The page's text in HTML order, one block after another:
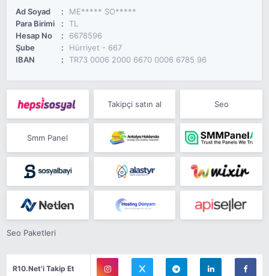
Ad Soyad
ME***** SO*****
Para Birimi
TL
Hesap No
6678596
Şube
Hürriyet - 667
IBAN
TR73 0006 2000 6670 0006 6785 96
Takipçi satın al Seo
Smm Panel
Seo Paketleri
R10.Net'i Takip Et